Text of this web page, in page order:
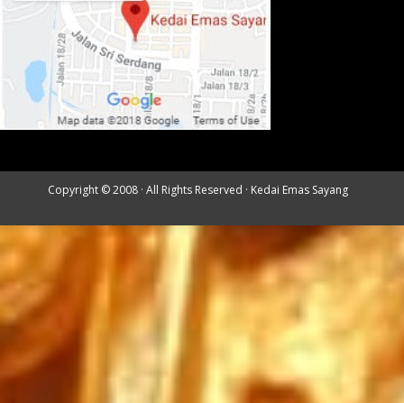
Copyright © 2008 · All Rights Reserved · Kedai Emas Sayang